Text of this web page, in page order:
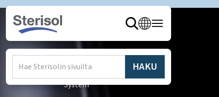
System